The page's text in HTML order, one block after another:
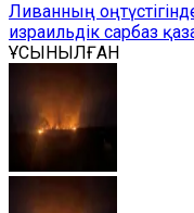
Ливанның
израильдік сарбаз
ҰСЫНЫЛҒАН